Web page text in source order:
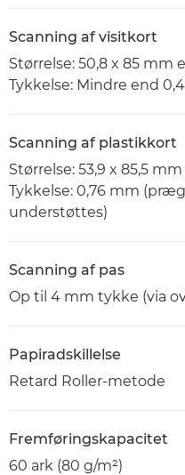
Scanning af visitkort
Størrelse: 50,8 x 85 mm
Tykkelse: Mindre end
Scanning af plastikkort
Størrelse: 53,9 x 85,5 mm
Tykkelse: 0,76 mm
understøttes)
Scanning af pas
Op til 4 mm tykke (via
Papiradskillelse
Retard Roller-metode
Fremføringskapacitet
60 ark (80 g/m²)